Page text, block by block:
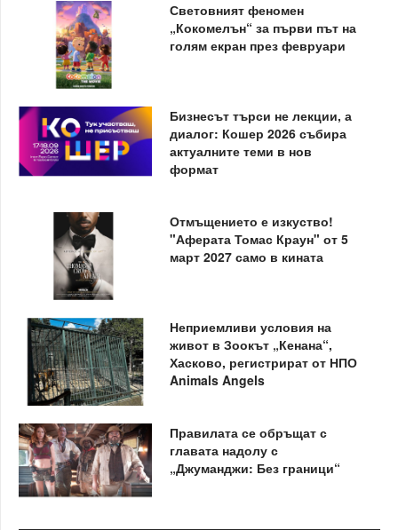
Световният феномен
„Кокомелън“ за първи път на
голям екран през февруари
Бизнесът търси не лекции, а
диалог: Кошер 2026 събира
актуалните теми в нов
формат
Отмъщението е изкуство!
"Аферата Томас Краун" от 5
март 2027 само в кината
Неприемливи условия на
живот в Зоокът „Кенана“,
Хасково, регистрират от НПО
Animals Angels
Правилата се обръщат с
главата надолу с
„Джуманджи: Без граници“